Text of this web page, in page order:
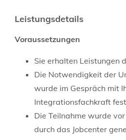
Leistungsdetails
Voraussetzungen
Sie erhalten Leistungen
Die Notwendigkeit der
wurde im Gespräch mit
Integrationsfachkraft
Die Teilnahme wurde
durch das Jobcenter